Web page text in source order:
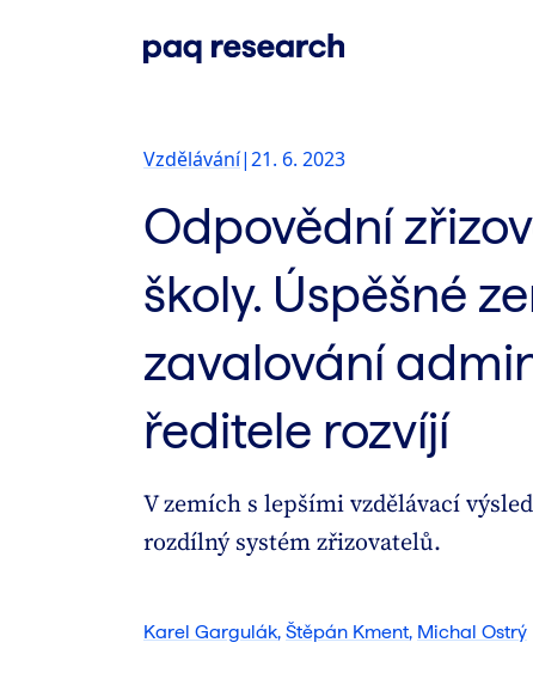
Vzdělávání|21. 6. 2023
Odpovědní
školy. Úspěšné
zavalování
ředitele rozvíjí
V zemích s lepšími vzdělávací
rozdílný systém zřizovatelů.
Karel Gargulák, Štěpán Kment, Michal Ostrý